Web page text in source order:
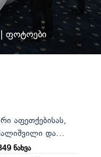
ფოტოები
აფეთქებისას,
და...
ნახვა